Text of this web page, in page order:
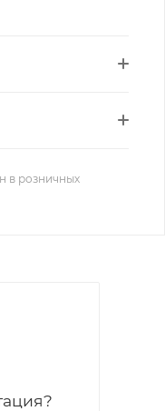
в розничных